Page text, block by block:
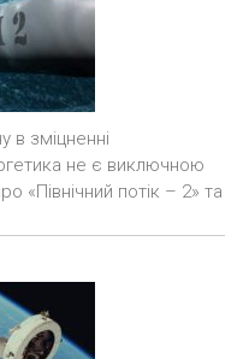
в зміцненні
не є виключною
«Північний потік – 2» та